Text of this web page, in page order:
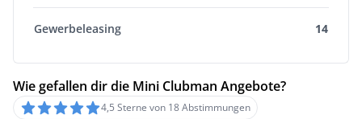
Gewerbeleasing 14
Wie gefallen dir die Mini Clubman Angebote?
4,5 Sterne von 18 Abstimmungen